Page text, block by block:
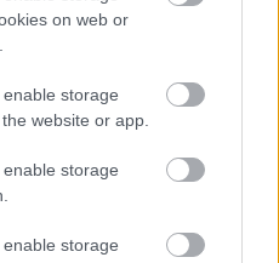
on web or
storage
website or app.
storage
storage
későbbi éveire is
az mutatja meg igazán,
akarat, mennyire
mennyire hasonló az
eltérnek, az előrevetíti a